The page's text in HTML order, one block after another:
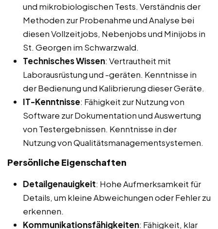
und mikrobiologischen Tests. Verständnis der
Methoden zur Probenahme und Analyse bei
diesen Vollzeitjobs, Nebenjobs und Minijobs in
St. Georgen im Schwarzwald.
Technisches Wissen: Vertrautheit mit
Laborausrüstung und -geräten. Kenntnisse in
der Bedienung und Kalibrierung dieser Geräte.
IT-Kenntnisse: Fähigkeit zur Nutzung von
Software zur Dokumentation und Auswertung
von Testergebnissen. Kenntnisse in der
Nutzung von Qualitätsmanagementsystemen.
Persönliche Eigenschaften
Detailgenauigkeit: Hohe Aufmerksamkeit für
Details, um kleine Abweichungen oder Fehler zu
erkennen.
Kommunikationsfähigkeiten: Fähigkeit, klar